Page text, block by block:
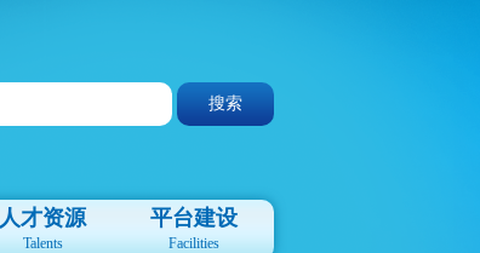
人才资源
Talents
平台建设
Facilities